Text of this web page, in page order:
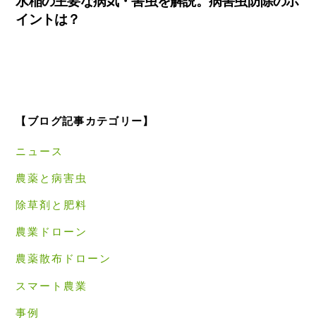
イントは？
【ブログ記事カテゴリー】
ニュース
農薬と病害虫
除草剤と肥料
農業ドローン
農薬散布ドローン
スマート農業
事例